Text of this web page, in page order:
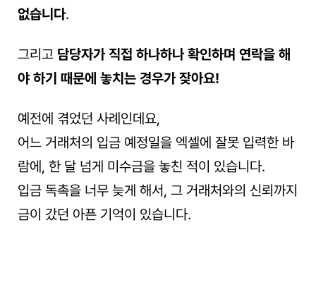
없습니다.
그리고 담당자가 직접 하나하나 확인하며 연락을 해
야 하기 때문에 놓치는 경우가 잦아요!
예전에 겪었던 사례인데요,
어느 거래처의 입금 예정일을 엑셀에 잘못 입력한 바
람에, 한 달 넘게 미수금을 놓친 적이 있습니다.
입금 독촉을 너무 늦게 해서, 그 거래처와의 신뢰까지
금이 갔던 아픈 기억이 있습니다.